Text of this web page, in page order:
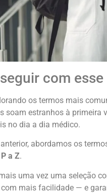
com
os termos mais
soam estranhos à primeira
no dia a dia médico.
abordamos os
P a Z.
uma vez uma seleção
mais facilidade — e